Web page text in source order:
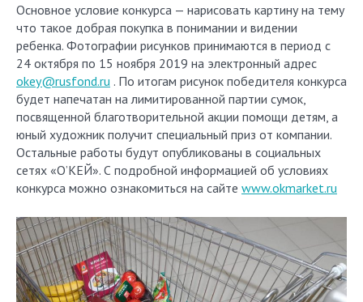
Основное условие конкурса — нарисовать картину на тему
что такое добрая покупка в понимании и видении
ребенка. Фотографии рисунков принимаются в период с
24 октября по 15 ноября 2019 на электронный адрес
okey@rusfond.ru . По итогам рисунок победителя конкурса
будет напечатан на лимитированной партии сумок,
посвященной благотворительной акции помощи детям, а
юный художник получит специальный приз от компании.
Остальные работы будут опубликованы в социальных
сетях «О’КЕЙ». С подробной информацией об условиях
конкурса можно ознакомиться на сайте www.okmarket.ru